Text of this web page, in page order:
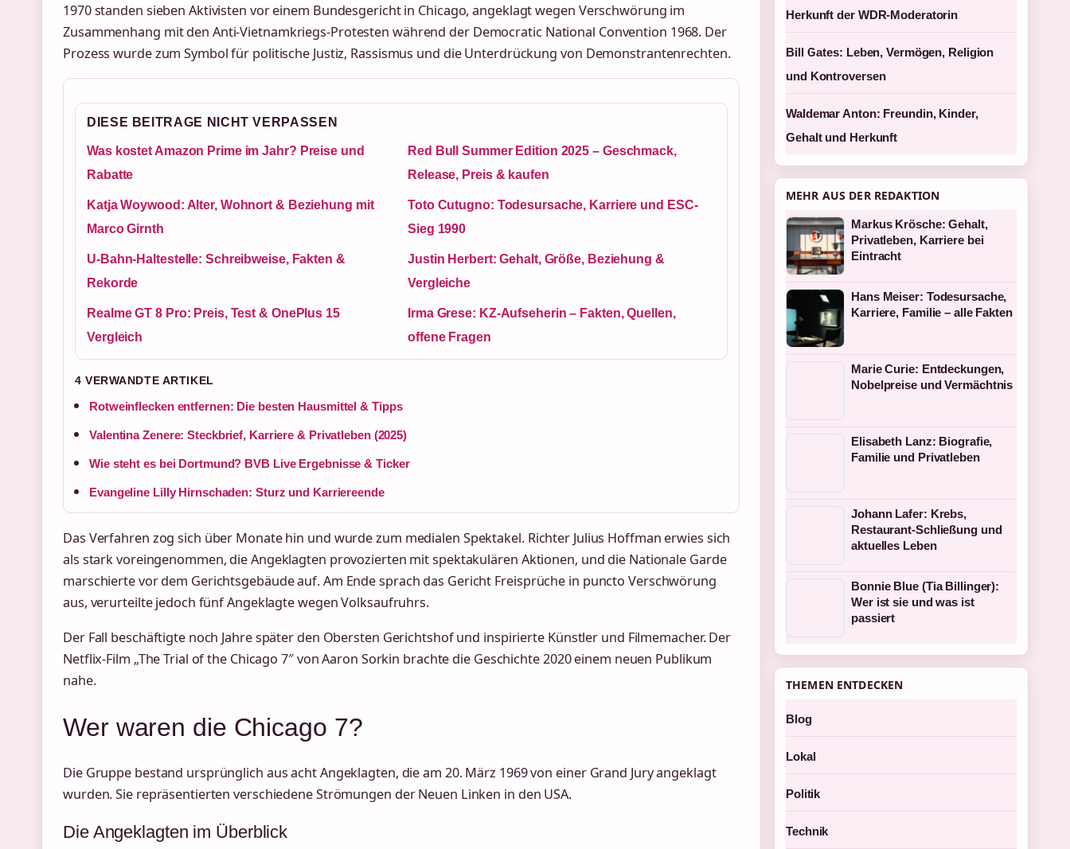
1970 standen sieben Aktivisten vor einem Bundesgericht in Chicago, angeklagt wegen Verschwörung im
Zusammenhang mit den Anti-Vietnamkriegs-Protesten während der Democratic National Convention 1968. Der
Prozess wurde zum Symbol für politische Justiz, Rassismus und die Unterdrückung von Demonstrantenrechten.
DIESE BEITRAGE NICHT VERPASSEN
Was kostet Amazon Prime im Jahr? Preise und
Rabatte
Red Bull Summer Edition 2025 – Geschmack,
Release, Preis & kaufen
Katja Woywood: Alter, Wohnort & Beziehung mit
Marco Girnth
Toto Cutugno: Todesursache, Karriere und ESC-
Sieg 1990
U-Bahn-Haltestelle: Schreibweise, Fakten &
Rekorde
Justin Herbert: Gehalt, Größe, Beziehung &
Vergleiche
Realme GT 8 Pro: Preis, Test & OnePlus 15
Vergleich
Irma Grese: KZ-Aufseherin – Fakten, Quellen,
offene Fragen
4 VERWANDTE ARTIKEL
Rotweinflecken entfernen: Die besten Hausmittel & Tipps
Valentina Zenere: Steckbrief, Karriere & Privatleben (2025)
Wie steht es bei Dortmund? BVB Live Ergebnisse & Ticker
Evangeline Lilly Hirnschaden: Sturz und Karriereende
Das Verfahren zog sich über Monate hin und wurde zum medialen Spektakel. Richter Julius Hoffman erwies sich
als stark voreingenommen, die Angeklagten provozierten mit spektakulären Aktionen, und die Nationale Garde
marschierte vor dem Gerichtsgebäude auf. Am Ende sprach das Gericht Freisprüche in puncto Verschwörung
aus, verurteilte jedoch fünf Angeklagte wegen Volksaufruhrs.
Der Fall beschäftigte noch Jahre später den Obersten Gerichtshof und inspirierte Künstler und Filmemacher. Der
Netflix-Film „The Trial of the Chicago 7″ von Aaron Sorkin brachte die Geschichte 2020 einem neuen Publikum
nahe.
Wer waren die Chicago 7?
Die Gruppe bestand ursprünglich aus acht Angeklagten, die am 20. März 1969 von einer Grand Jury angeklagt
wurden. Sie repräsentierten verschiedene Strömungen der Neuen Linken in den USA.
Die Angeklagten im Überblick
Herkunft der WDR-Moderatorin
Bill Gates: Leben, Vermögen, Religion
und Kontroversen
Waldemar Anton: Freundin, Kinder,
Gehalt und Herkunft
MEHR AUS DER REDAKTION
Markus Krösche: Gehalt,
Privatleben, Karriere bei
Eintracht
Hans Meiser: Todesursache,
Karriere, Familie – alle Fakten
Marie Curie: Entdeckungen,
Nobelpreise und Vermächtnis
Elisabeth Lanz: Biografie,
Familie und Privatleben
Johann Lafer: Krebs,
Restaurant-Schließung und
aktuelles Leben
Bonnie Blue (Tia Billinger):
Wer ist sie und was ist
passiert
THEMEN ENTDECKEN
Blog
Lokal
Politik
Technik